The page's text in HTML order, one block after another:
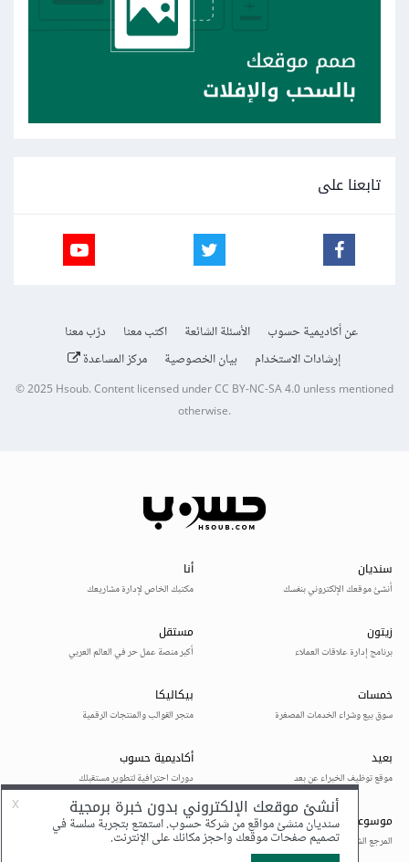
تابعنا على
عن أكاديمية حسوب الأسئلة الشائعة اكتب معنا
درّب معنا
إرشادات الاستخدام
بيان الخصوصية مركز المساعدة
© 2025Hsoub.Content licensed underCC BY-NC-SA 4.0unless mentioned
otherwise.